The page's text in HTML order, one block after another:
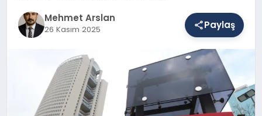
YAŞAMMehmet Arslan
26 Kasım 2025 Paylaş